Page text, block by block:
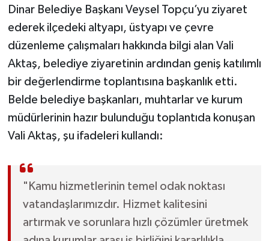
Dinar Belediye Başkanı Veysel Topçu’yu ziyaret
ederek ilçedeki altyapı, üstyapı ve çevre
düzenleme çalışmaları hakkında bilgi alan Vali
Aktaş, belediye ziyaretinin ardından geniş katılımlı
bir değerlendirme toplantısına başkanlık etti.
Belde belediye başkanları, muhtarlar ve kurum
müdürlerinin hazır bulunduğu toplantıda konuşan
Vali Aktaş, şu ifadeleri kullandı:
"Kamu hizmetlerinin temel odak noktası
vatandaşlarımızdır. Hizmet kalitesini
artırmak ve sorunlara hızlı çözümler üretmek